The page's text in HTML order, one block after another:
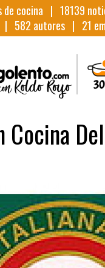
de cocina | 18139
| 582 autores | 21
Cocina